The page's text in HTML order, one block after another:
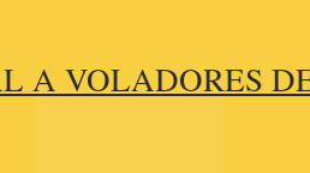
A VOLADORES